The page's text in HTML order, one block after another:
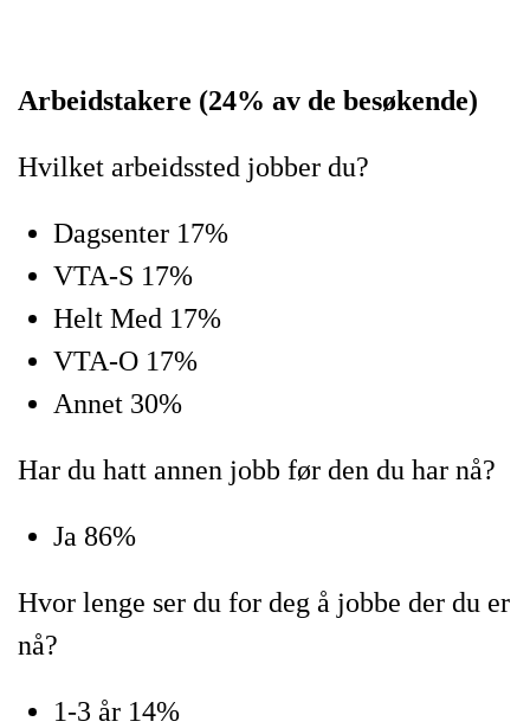
Arbeidstakere (24% av de besøkende)
Hvilket arbeidssted jobber du?
Dagsenter 17%
VTA-S 17%
Helt Med 17%
VTA-O 17%
Annet 30%
Har du hatt annen jobb før den du har nå?
Ja 86%
Hvor lenge ser du for deg å jobbe der du er
nå?
1-3 år 14%